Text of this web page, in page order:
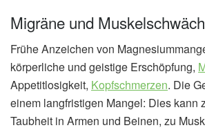
Migräne und
Frühe Anzeichen von
körperliche und geistige Erschöpfung,
Appetitlosigkeit, Kopfschmerzen. Die
einem langfristigen Mangel: Dies kann
Taubheit in Armen und Beinen, zu